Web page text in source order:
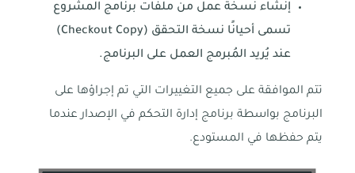
إنشاء نسخة عمل من ملفات برنامج المشروع
تسمى أحيانًا نسخة التحقق (Checkout Copy)
عند يُريد المُبرمج العمل على البرنامج.
تتم الموافقة على جميع التغييرات التي تم إجراؤها على
البرنامج بواسطة برنامج إدارة التحكم في الإصدار عندما
يتم حفظها في المستودع.